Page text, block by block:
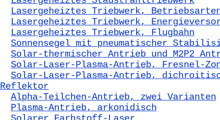
Lasergeheiztes Triebwerk,
Lasergeheiztes Triebwerk,
Lasergeheiztes Triebwerk, Flugbahn
Sonnensegel mit pneumatischer
Solar-thermischer Antrieb und M2P2
Solar-Laser-Plasma-Antrieb, Fresnel-
Solar-Laser-Plasma-Antrieb,
Reflektor
Alpha-Teilchen-Antrieb, zwei Varianten
Plasma-Antrieb, arkonidisch